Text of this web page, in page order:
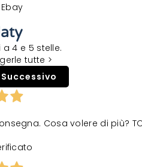
4 e 5 stelle.
tutte >
Successivo
Cosa volere di più?